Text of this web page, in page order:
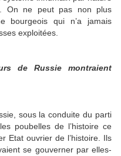
On ne peut pas non plus
bourgeois qui n’a jamais
exploitées.
de Russie montraient
sous la conduite du parti
poubelles de l’histoire ce
Etat ouvrier de l’histoire. Ils
se gouverner par elles-